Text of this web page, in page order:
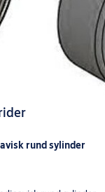
rund sylinder